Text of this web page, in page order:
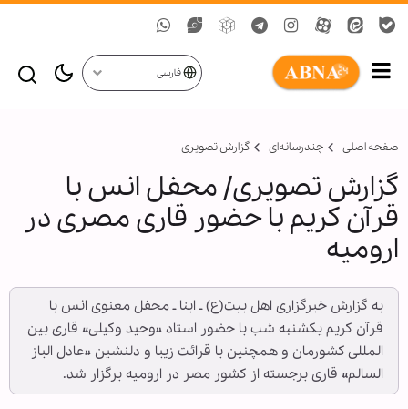
فارسی
صفحه اصلی چندرسانه‌ای گزارش تصويری
گزارش تصویری/ محفل انس با
قرآن كریم با حضور قاری مصری در
ارومیه
به گزارش خبرگزاری اهل بیت(ع) ـ ابنا ـ محفل معنوی انس با
قرآن كریم یكشنبه شب با حضور استاد «وحید وكیلی» قاری بین
المللی كشورمان و همچنین با قرائت زیبا و دلنشین «عادل الباز
السالم» قاری برجسته از كشور مصر در ارومیه برگزار شد.